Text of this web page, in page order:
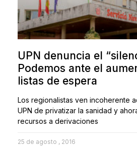
UPN denuncia el
Podemos ante el
listas de espera
Los regionalistas ven incoherente
UPN de privatizar la sanidad y
recursos a derivaciones
25 de agosto , 2016